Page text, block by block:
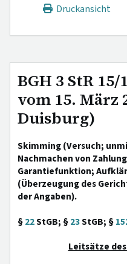
Druckansicht
BGH 3 StR
vom 15. März
Duisburg)
Skimming (Versuch;
Nachmachen von
Garantiefunktion;
(Überzeugung des
der Angaben).
§22StGB; §23StGB; §
Leitsätze